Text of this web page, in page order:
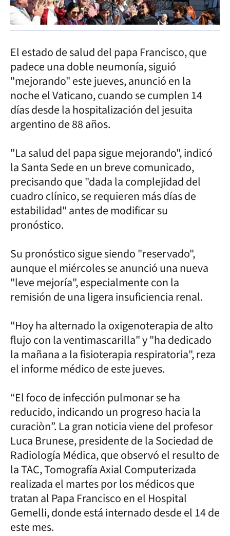
El estado de salud del papa Francisco, que
padece una doble neumonía, siguió
"mejorando" este jueves, anunció en la
noche el Vaticano, cuando se cumplen 14
días desde la hospitalización del jesuita
argentino de 88 años.
"La salud del papa sigue mejorando", indicó
la Santa Sede en un breve comunicado,
precisando que "dada la complejidad del
cuadro clínico, se requieren más días de
estabilidad" antes de modificar su
pronóstico.
Su pronóstico sigue siendo "reservado",
aunque el miércoles se anunció una nueva
"leve mejoría", especialmente con la
remisión de una ligera insuficiencia renal.
"Hoy ha alternado la oxigenoterapia de alto
flujo con la ventimascarilla" y "ha dedicado
la mañana a la fisioterapia respiratoria", reza
el informe médico de este jueves.
“El foco de infección pulmonar se ha
reducido, indicando un progreso hacia la
curaciòn”. La gran noticia viene del profesor
Luca Brunese, presidente de la Sociedad de
Radiología Médica, que observó el resulto de
la TAC, Tomografía Axial Computerizada
realizada el martes por los médicos que
tratan al Papa Francisco en el Hospital
Gemelli, donde está internado desde el 14 de
este mes.